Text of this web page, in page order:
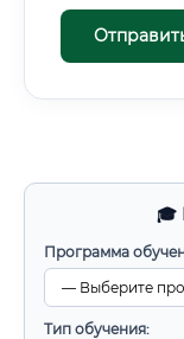
🎓
Программа
Тип обучения: